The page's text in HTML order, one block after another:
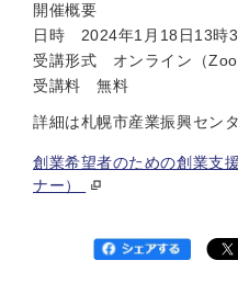
開催概要
日時 2024年1月18日13時
受講形式 オンライン（
受講料 無料
詳細は札幌市産業振興セン
創業希望者のための創業支
ナー）